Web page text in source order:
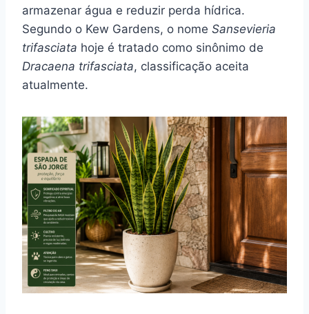
armazenar água e reduzir perda hídrica.
Segundo o Kew Gardens, o nome Sansevieria
trifasciata hoje é tratado como sinônimo de
Dracaena trifasciata, classificação aceita
atualmente.